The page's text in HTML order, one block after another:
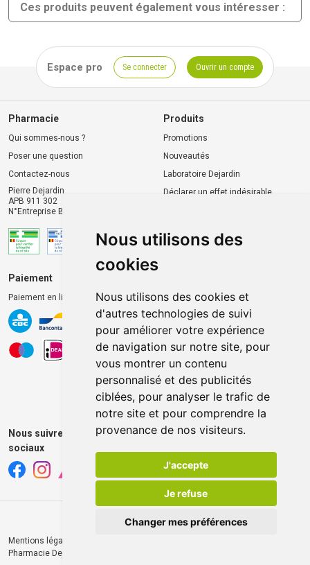
Nous utilisons des
cookies
Nous utilisons des cookies et
d'autres technologies de suivi
pour améliorer votre expérience
de navigation sur notre site, pour
vous montrer un contenu
personnalisé et des publicités
ciblées, pour analyser le trafic de
notre site et pour comprendre la
provenance de nos visiteurs.
J'accepte
Je refuse
Changer mes préférences
Ces produits peuvent également vous intéresser :
Espace pro Se connecter Ouvrir un compte
Pharmacie
Qui sommes-nous ?
Poser une question
Contactez-nous
Pierre Dejardin
APB 911 302
N°Entreprise BE0446.901.764
Produits
Promotions
Nouveautés
Laboratoire Dejardin
Déclarer un effet indésirable
Paiement
Paiement en ligne 100% sécurisé
Livraison chez vous
Livraison dans un Point
d’enlèvement
Retrait dans la pharmacie
Retrait en casiers extérieurs
Nous suivre sur les réseaux
sociaux
Mentions légales
Pharmacie Dejardin